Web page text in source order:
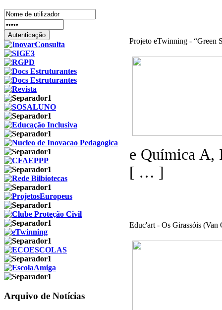
Projeto eTwinning - “Green
e Química A,
[ … ]
Educ'art - Os Girassóis (Van
Arquivo de Notícias